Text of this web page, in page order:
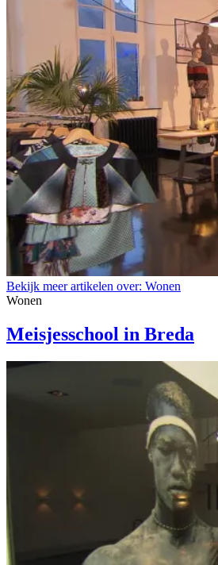
Bekijk meer artikelen over: Wonen
Wonen
Meisjesschool in Breda